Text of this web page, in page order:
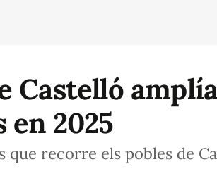
Castelló
en 2025
que recorre els pobles de